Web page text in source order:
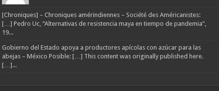
[Chroniques] – Chroniques amérindiennes – Société des Américanistes:
[…] Pedro Uc, “Alternativas de resistencia maya en tiempo de pandemia”,
19...
Gobierno del Estado apoya a productores apícolas con azúcar para las
abejas – México Posible: […] This content was originally published here.
[…]...